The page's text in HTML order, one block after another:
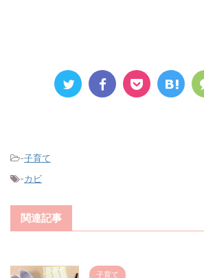
-子育て
-カビ
関連記事
子育て